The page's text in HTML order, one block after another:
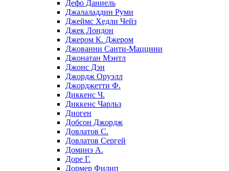
Дефо Даниель
Джалаладдин Руми
Джеймс Хедли Чейз
Джек Лондон
Джером К. Джером
Джованни Санти-Маццини
Джонатан Мэнтл
Джонс Дэн
Джордж Оруэлл
Джорджетти Ф.
Диккенс Ч.
Диккенс Чарльз
Диоген
Добсон Джордж
Довлатов С.
Довлатов Сергей
Доминэ А.
Доре Г.
Дормер Филип